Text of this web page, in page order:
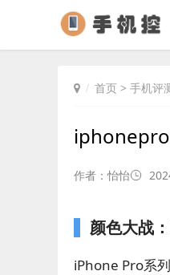
首页 > 手机评
作者：怡怡
颜色大战
iPhone Pro系